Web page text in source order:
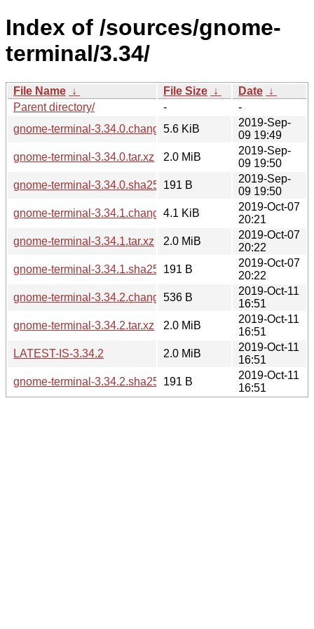
Index of /sources/gnome-
terminal/3.34/
File Name ↓ File Size ↓ Date ↓
Parent directory/
-
-
gnome-terminal-3.34.0.changes5.6 KiB
2019-Sep-
09 19:49
gnome-terminal-3.34.0.tar.xz
2.0 MiB
2019-Sep-
09 19:50
gnome-terminal-3.34.0.sha256sum
191 B
2019-Sep-
09 19:50
gnome-terminal-3.34.1.changes4.1 KiB
2019-Oct-07
20:21
gnome-terminal-3.34.1.tar.xz
2.0 MiB
2019-Oct-07
20:22
gnome-terminal-3.34.1.sha256sum
191 B
2019-Oct-07
20:22
gnome-terminal-3.34.2.changes536 B
2019-Oct-11
16:51
gnome-terminal-3.34.2.tar.xz
2.0 MiB
2019-Oct-11
16:51
LATEST-IS-3.34.2
2.0 MiB
2019-Oct-11
16:51
gnome-terminal-3.34.2.sha256sum
191 B
2019-Oct-11
16:51